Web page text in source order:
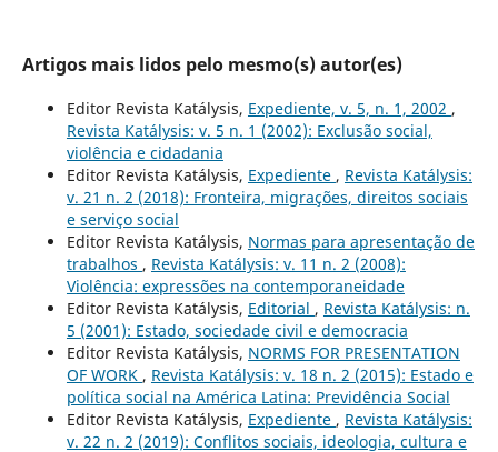
Artigos mais lidos pelo mesmo(s) autor(es)
Editor Revista Katálysis, Expediente, v. 5, n. 1, 2002 ,
Revista Katálysis: v. 5 n. 1 (2002): Exclusão social,
violência e cidadania
Editor Revista Katálysis, Expediente , Revista Katálysis:
v. 21 n. 2 (2018): Fronteira, migrações, direitos sociais
e serviço social
Editor Revista Katálysis, Normas para apresentação de
trabalhos , Revista Katálysis: v. 11 n. 2 (2008):
Violência: expressões na contemporaneidade
Editor Revista Katálysis, Editorial , Revista Katálysis: n.
5 (2001): Estado, sociedade civil e democracia
Editor Revista Katálysis, NORMS FOR PRESENTATION
OF WORK , Revista Katálysis: v. 18 n. 2 (2015): Estado e
política social na América Latina: Previdência Social
Editor Revista Katálysis, Expediente , Revista Katálysis:
v. 22 n. 2 (2019): Conflitos sociais, ideologia, cultura e